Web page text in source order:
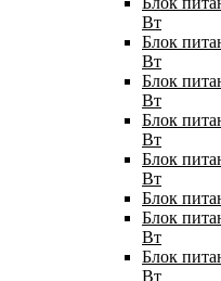
Вт
Блок
Вт
Блок
Вт
Блок
Вт
Блок
Вт
Блок
Блок
Вт
Блок
Вт